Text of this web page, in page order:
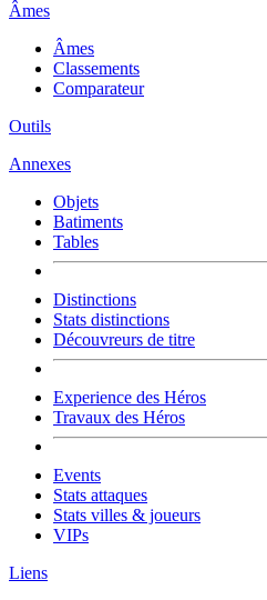
Âmes
Âmes
Classements
Comparateur
Outils
Annexes
Objets
Batiments
Tables
Distinctions
Stats distinctions
Découvreurs de titre
Experience des Héros
Travaux des Héros
Events
Stats attaques
Stats villes & joueurs
VIPs
Liens